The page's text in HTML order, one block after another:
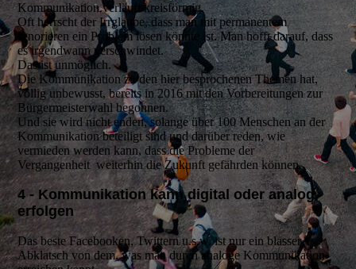
Kommunikation verläuft kreisförmig.
Oft herrscht der Irrglaube, dass man mit permanentem
Ignorieren ein Problem lösen könnte ist. Man hofft darauf, dass
es irgendwann verschwindet.
Das ist unmöglich.
Die Kommunikation zu den hier besprochenen Themen hat,
völlig unbewusst, bereits in 2016 mit den Vorbereitungen zur
Bürgermeisterwahl begonnen.
Und sie wird nicht enden, solange über 100 Menschen an der
Kommunikation beteiligt sind und darüber reden, wie
vermieden werden kann, dass die Probleme der
Vergangenheit weiterhin die Zukunft gefährden können.
4 - Kommunikation kann digital oder analog
erfolgen
Das beste Facebooken, Twittern u.s.w. ist nur ein blasser
Abklatsch von dem, was man durch analoge Kommunikation